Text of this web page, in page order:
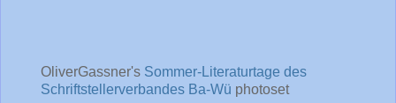
OliverGassner's Sommer-Literaturtage des
Schriftstellerverbandes Ba-Wü photoset